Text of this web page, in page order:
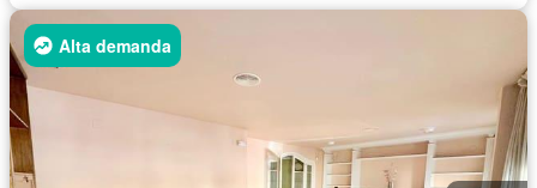
Alta demanda